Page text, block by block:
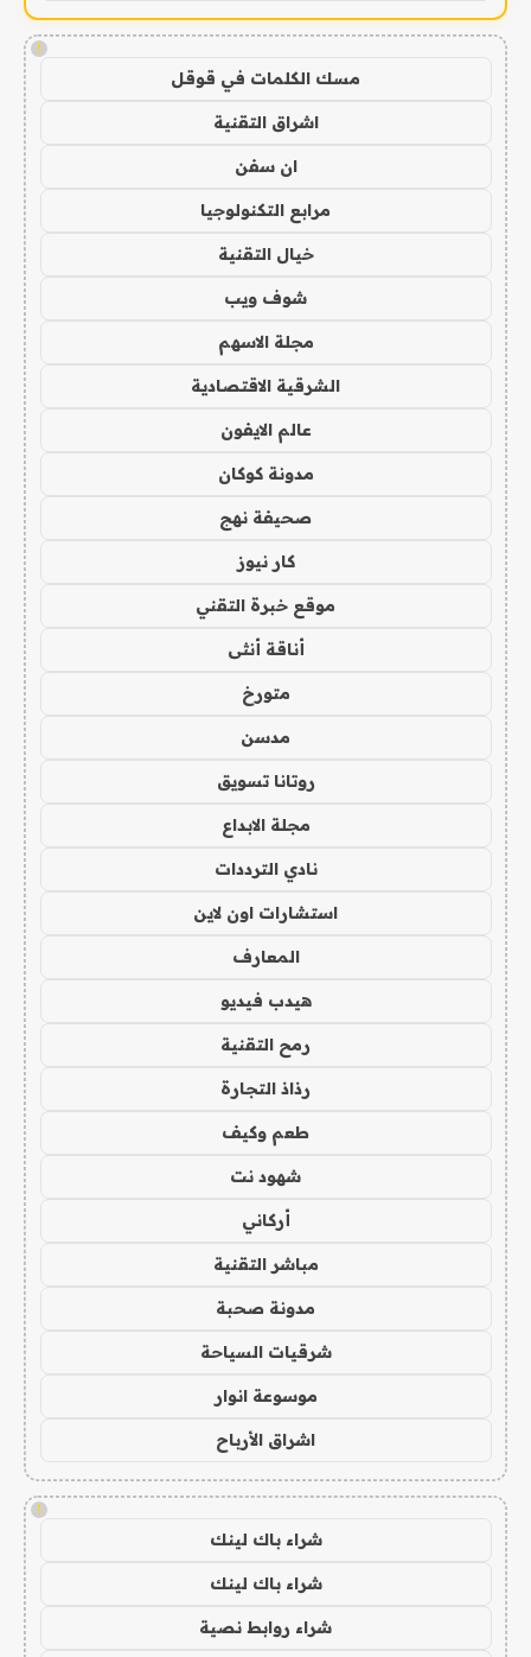
!
مسك الكلمات في قوقل
اشراق التقنية
ان سفن
مرابع التكنولوجيا
خيال التقنية
شوف ويب
مجلة الاسهم
الشرقية الاقتصادية
عالم الايفون
مدونة كوكان
صحيفة نهج
كار نيوز
موقع خبرة التقني
أناقة أنثى
متورخ
مدسن
روتانا تسويق
مجلة الابداع
نادي الترددات
استشارات اون لاين
المعارف
هيدب فيديو
رمح التقنية
رذاذ التجارة
طعم وكيف
شهود نت
أركاني
مباشر التقنية
مدونة صحبة
شرقيات السياحة
موسوعة انوار
اشراق الأرباح
!
شراء باك لينك
شراء باك لينك
شراء روابط نصية